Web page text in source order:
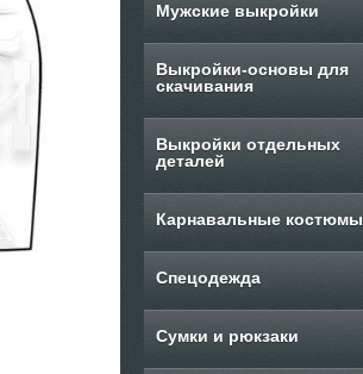
Мужские выкройки
Выкройки-основы для
скачивания
Выкройки отдельных
деталей
Карнавальные костюмы
Спецодежда
Сумки и рюкзаки